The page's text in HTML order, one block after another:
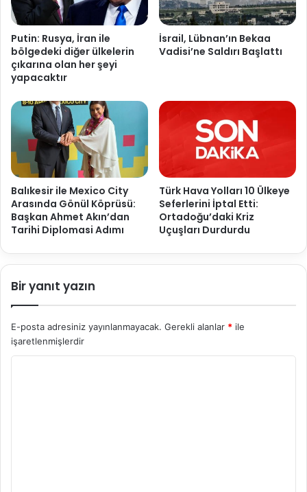
Putin: Rusya, İran ile
bölgedeki diğer ülkelerin
çıkarına olan her şeyi
yapacaktır
İsrail, Lübnan’ın Bekaa
Vadisi’ne Saldırı Başlattı
Balıkesir ile Mexico City
Arasında Gönül Köprüsü:
Başkan Ahmet Akın’dan
Tarihi Diplomasi Adımı
Türk Hava Yolları 10 Ülkeye
Seferlerini İptal Etti:
Ortadoğu’daki Kriz
Uçuşları Durdurdu
Bir yanıt yazın
E-posta adresiniz yayınlanmayacak. Gerekli alanlar * ile
işaretlenmişlerdir